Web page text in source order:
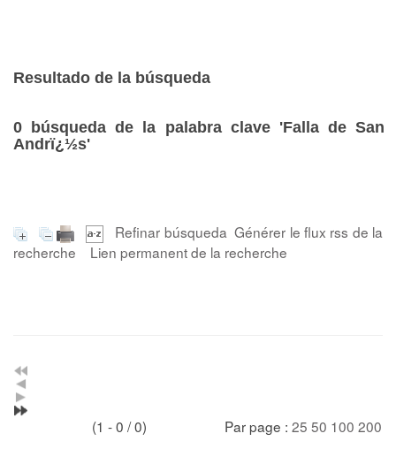
Resultado de la búsqueda
0 búsqueda de la palabra clave 'Falla de San
Andrï¿½s'
Refinar búsqueda Générer le flux rss de la
recherche
Lien permanent de la recherche
(1 - 0 / 0) Par page : 25 50 100 200